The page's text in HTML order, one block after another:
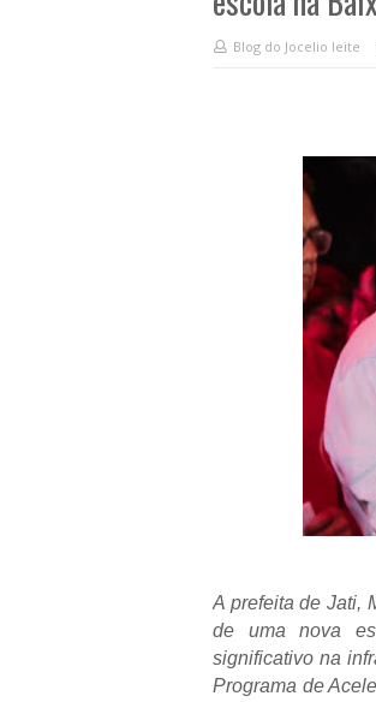
Blog do Jocelio leite
A prefeita de Jati,
de uma nova
significativo na
Programa de